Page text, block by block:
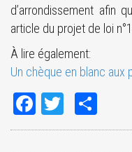
d’arrondissement afin
article du projet de loi
À lire également:
Un chèque en blanc aux
FacebookTwitter